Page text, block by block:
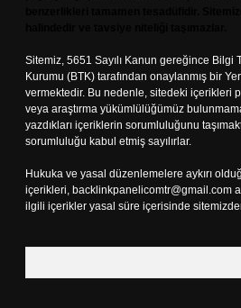
Sitemiz, 5651 Sayılı Kanun gereğince Bilgi
Kurumu (BTK) tarafından onaylanmış bir
vermektedir. Bu nedenle, sitedeki içerikleri
veya araştırma yükümlülüğümüz
yazdıkları içeriklerin sorumluluğunu
sorumluluğu kabul etmiş sayılırlar.
Hukuka ve yasal düzenlemelere aykırı
içerikleri, backlinkpanelicomtr@gmail.com
ilgili içerikler yasal süre içerisinde sitemizden